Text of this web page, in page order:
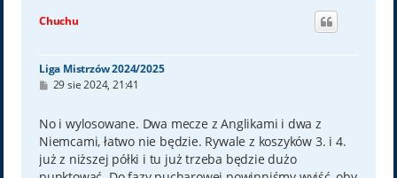
Chuchu
Liga Mistrzów 2024/2025
P
t
29 sie 2024, 21:41
No i wylosowane. Dwa mecze z Anglikami i dwa z
Niemcami, łatwo nie będzie. Rywale z koszyków 3. i 4.
już z niższej półki i tu już trzeba będzie dużo